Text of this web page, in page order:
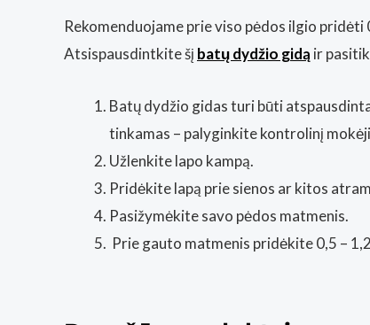
Rekomenduojame prie viso pėdos ilgio
Atsispausdintkite šį batų dydžio gidą ir
Batų dydžio gidas turi būti
tinkamas – palyginkite kontrolinį
Užlenkite lapo kampą.
Pridėkite lapą prie sienos ar kitos
Pasižymėkite savo pėdos matmenis.
Prie gauto matmenis pridėkite 0,5 –